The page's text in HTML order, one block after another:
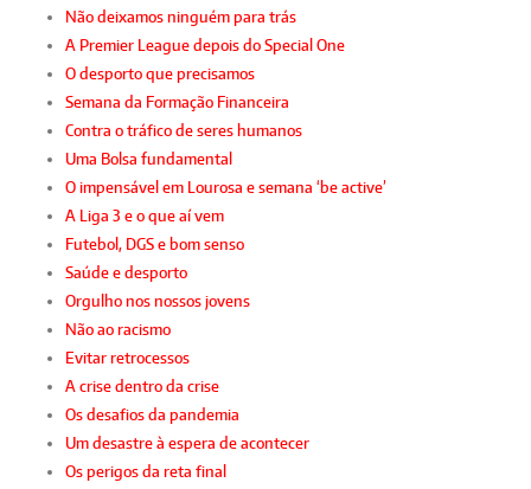
Não deixamos ninguém para trás
A Premier League depois do Special One
O desporto que precisamos
Semana da Formação Financeira
Contra o tráfico de seres humanos
Uma Bolsa fundamental
O impensável em Lourosa e semana ‘be active’
A Liga 3 e o que aí vem
Futebol, DGS e bom senso
Saúde e desporto
Orgulho nos nossos jovens
Não ao racismo
Evitar retrocessos
A crise dentro da crise
Os desafios da pandemia
Um desastre à espera de acontecer
Os perigos da reta final